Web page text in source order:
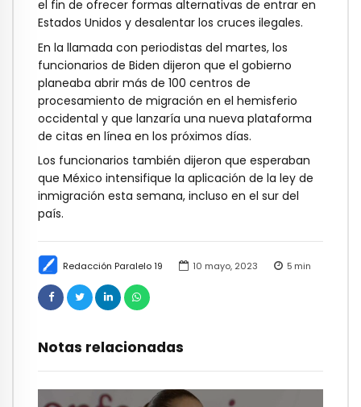
Redacción Paralelo 19 10 mayo, 2023 5 min
Notas relacionadas
el fin de ofrecer formas alternativas de entrar en
Estados Unidos y desalentar los cruces ilegales.
En la llamada con periodistas del martes, los
funcionarios de Biden dijeron que el gobierno
planeaba abrir más de 100 centros de
procesamiento de migración en el hemisferio
occidental y que lanzaría una nueva plataforma
de citas en línea en los próximos días.
Los funcionarios también dijeron que esperaban
que México intensifique la aplicación de la ley de
inmigración esta semana, incluso en el sur del
país.